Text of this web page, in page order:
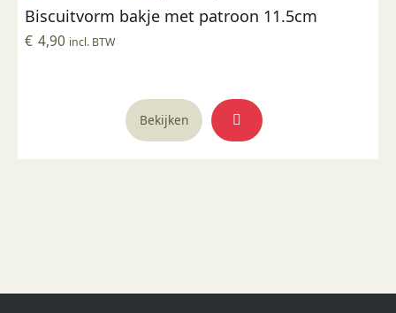
Biscuitvorm bakje met patroon 11.5cm
€ 4,90 incl. BTW
Bekijken